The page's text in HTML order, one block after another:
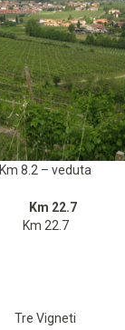
Km 8.2 – veduta
Km 22.7
Tre Vigneti